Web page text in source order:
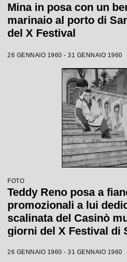
Mina in posa con un
marinaio al porto di
del X Festival
26 GENNAIO 1960 - 31 GENNAIO 1960
FOTO
Teddy Reno posa a
promozionali a lui
scalinata del Casinò
giorni del X Festival di
26 GENNAIO 1960 - 31 GENNAIO 1960